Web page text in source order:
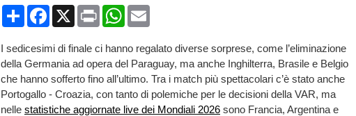
CondividiFacebook
X Print WhatsApp
I sedicesimi di finale ci hanno regalato diverse sorprese, come l’eliminazione
della Germania ad opera del Paraguay, ma anche Inghilterra, Brasile e Belgio
che hanno sofferto fino all’ultimo. Tra i match più spettacolari c’è stato anche
Portogallo - Croazia, con tanto di polemiche per le decisioni della VAR, ma
nelle statistiche aggiornate live dei Mondiali 2026 sono Francia, Argentina e